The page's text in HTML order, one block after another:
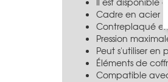
Cadre en acier
Contreplaqué
Pression
Peut s'utiliser en
Éléments de
Compatible avec